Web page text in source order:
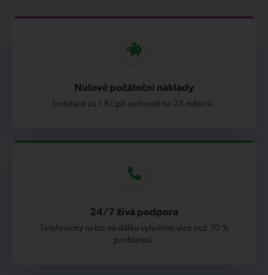
Nulové počáteční náklady
Instalace za 1 Kč při smlouvě na 24 měsíců.
24/7 živá podpora
Telefonicky nebo na dálku vyřešíme více než 70 %
problémů.